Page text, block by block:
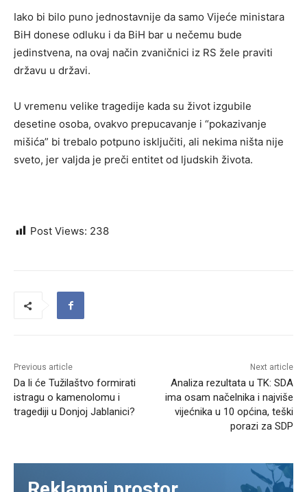
Iako bi bilo puno jednostavnije da samo Vijeće ministara
BiH donese odluku i da BiH bar u nečemu bude
jedinstvena, na ovaj način zvaničnici iz RS žele praviti
državu u državi.
U vremenu velike tragedije kada su život izgubile
desetine osoba, ovakvo prepucavanje i “pokazivanje
mišića” bi trebalo potpuno isključiti, ali nekima ništa nije
sveto, jer valjda je preči entitet od ljudskih života.
Post Views: 238
Previous article
Da li će Tužilaštvo formirati
istragu o kamenolomu i
tragediji u Donjoj Jablanici?
Next article
Analiza rezultata u TK: SDA
ima osam načelnika i najviše
vijećnika u 10 općina, teški
porazi za SDP